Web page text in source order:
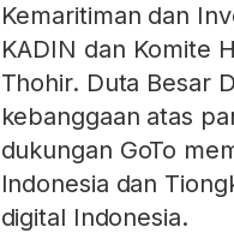
Kemaritiman dan
KADIN dan Komite
Thohir. Duta Besar
kebanggaan atas
dukungan GoTo
Indonesia dan
digital Indonesia.